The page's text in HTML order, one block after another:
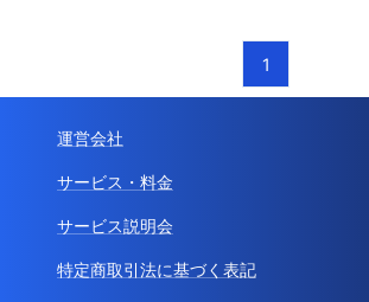
1
運営会社
サービス・料金
サービス説明会
特定商取引法に基づく表記